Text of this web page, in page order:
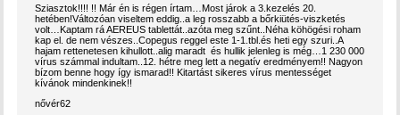
Sziasztok!!!! !! Már én is régen írtam…Most járok a 3.kezelés 20.
hetében!Változóan viseltem eddig..a leg rosszabb a bőrkiütés-viszketés
volt…Kaptam rá AEREUS tablettát..azóta meg szűnt..Néha köhögési roham
kap el. de nem vészes..Copegus reggel este 1-1.tbl.és heti egy szuri..A
hajam rettenetesen kihullott..alig maradt és hullik jelenleg is még…1 230 000
vírus számmal indultam..12. hétre meg lett a negatív eredményem!! Nagyon
bízom benne hogy így ismarad!! Kitartást sikeres vírus mentességet
kívánok mindenkinek!!
nővér62